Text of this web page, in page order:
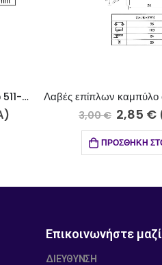
Λαβές επίπλων καμπύλο όρο ματ-όρο 703-15-11/96
9,05€–24,55
ΕΠΙΛΟΓΉ
Επικοινωνήστε
ΔΙΕΎΘΥΝΣΗ